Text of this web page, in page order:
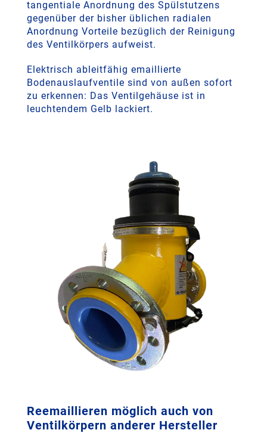
tangentiale Anordnung des Spülstutzens
gegenüber der bisher üblichen radialen
Anordnung Vorteile bezüglich der Reinigung
des Ventilkörpers aufweist.
Elektrisch ableitfähig emaillierte
Bodenauslaufventile sind von außen sofort
zu erkennen: Das Ventilgehäuse ist in
leuchtendem Gelb lackiert.
Reemaillieren möglich auch von
Ventilkörpern anderer Hersteller